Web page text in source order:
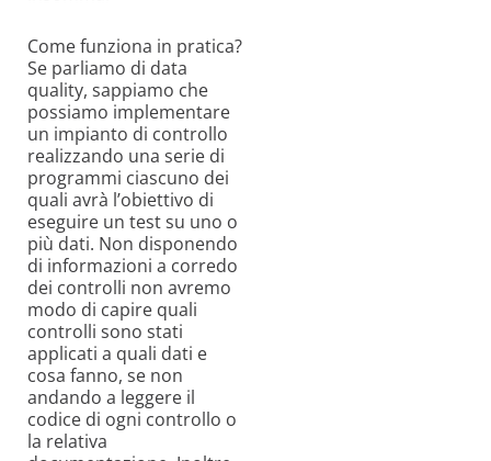
Come funziona in pratica?
Se parliamo di data
quality, sappiamo che
possiamo implementare
un impianto di controllo
realizzando una serie di
programmi ciascuno dei
quali avrà l’obiettivo di
eseguire un test su uno o
più dati. Non disponendo
di informazioni a corredo
dei controlli non avremo
modo di capire quali
controlli sono stati
applicati a quali dati e
cosa fanno, se non
andando a leggere il
codice di ogni controllo o
la relativa